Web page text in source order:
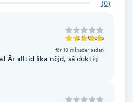
(0)
till Greta
för 10 månader sedan
Är alltid lika nöjd, så duktig